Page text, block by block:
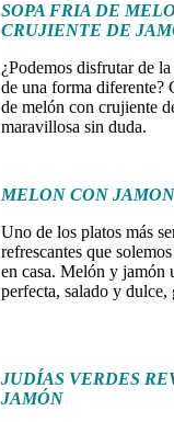
SOPA FRIA DE
CRUJIENTE DE
¿Podemos disfrutar de
de una forma diferente?
de melón con crujiente
maravillosa sin duda.
MELON CON JAMON
Uno de los platos más
refrescantes que
en casa. Melón y jamón
perfecta, salado y dulce,
JUDÍAS VERDES
JAMÓN